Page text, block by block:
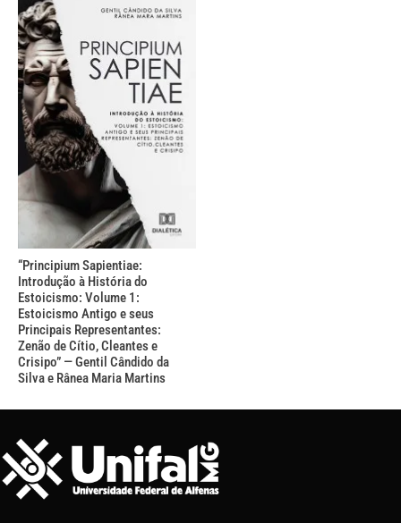
“Principium Sapientiae:
Introdução à História do
Estoicismo: Volume 1:
Estoicismo Antigo e seus
Principais Representantes:
Zenão de Cítio, Cleantes e
Crisipo” — Gentil Cândido da
Silva e Rânea Maria Martins